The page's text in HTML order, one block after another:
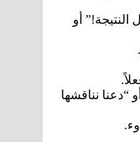
النتيجة!” أو
“دعنا نناقشها